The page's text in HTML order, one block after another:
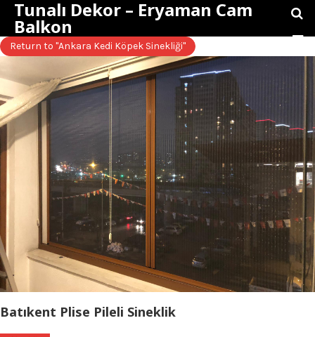
Tunalı Dekor – Eryaman Cam
Balkon
Return to "Ankara Kedi Köpek Sinekliği"
Batıkent Plise Pileli Sineklik